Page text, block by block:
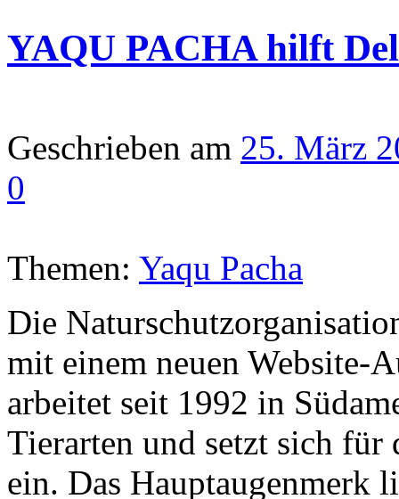
YAQU PACHA hilft
Geschrieben am 25. März
0
Themen: Yaqu Pacha
Die
mit einem neuen
arbeitet seit 1992 in
Tierarten und setzt sich für
ein. Das Hauptaugenmerk